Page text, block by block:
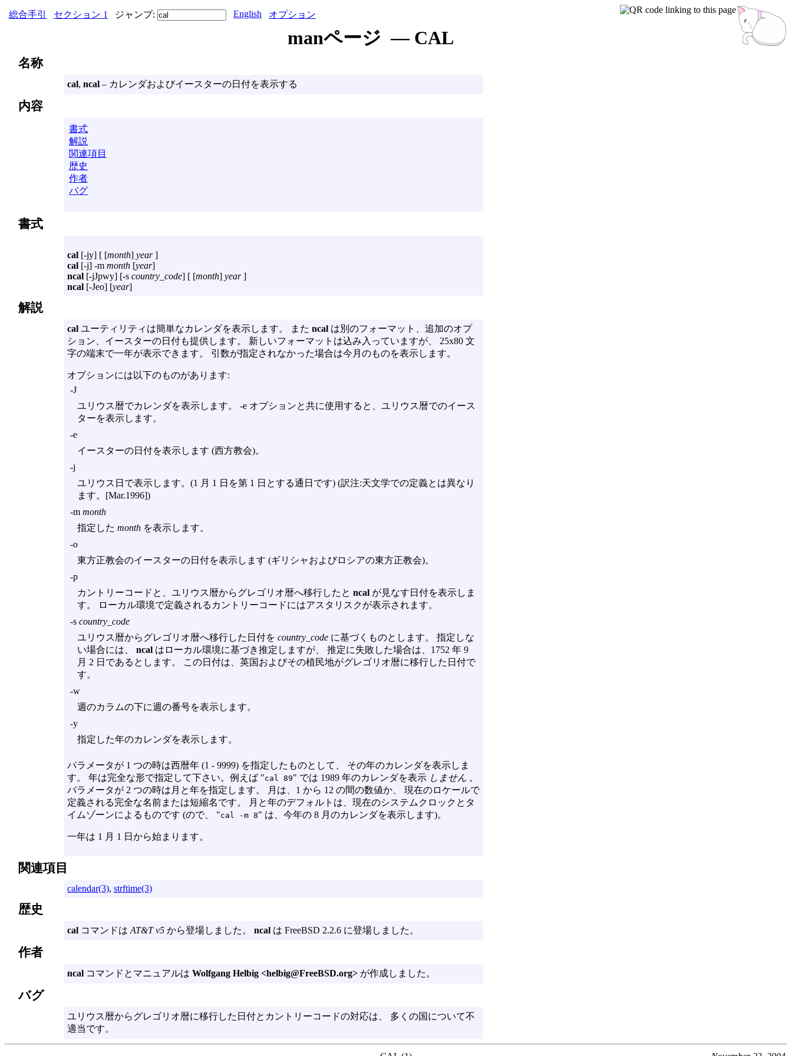
総合手引 セクション 1 ジャンプ: English オプション
manページ — CAL
名称
cal, ncal – カレンダおよびイースターの日付を表示する
内容
書式
解説
関連項目
歴史
作者
バグ
書式
cal [-jy] [ [month] year]
cal [-j] -m month [year]
ncal [-jJpwy] [-s country_code] [ [month] year]
ncal [-Jeo] [year]
解説
cal ユーティリティは簡単なカレンダを表示します。 また ncal は別のフォーマット、追加のオプ
ション、イースターの日付も提供します。 新しいフォーマットは込み入っていますが、 25x80 文
字の端末で一年が表示できます。 引数が指定されなかった場合は今月のものを表示します。
オプションには以下のものがあります:
-J
ユリウス暦でカレンダを表示します。 -e オプションと共に使用すると、ユリウス暦でのイース
ターを表示します。
-e
イースターの日付を表示します (西方教会)。
-j
ユリウス日で表示します。(1 月 1 日を第 1 日とする通日です) (訳注:天文学での定義とは異なり
ます。[Mar.1996])
-m month
指定した month を表示します。
-o
東方正教会のイースターの日付を表示します (ギリシャおよびロシアの東方正教会)。
-p
カントリーコードと、ユリウス暦からグレゴリオ暦へ移行したと ncal が見なす日付を表示しま
す。 ローカル環境で定義されるカントリーコードにはアスタリスクが表示されます。
-s country_code
ユリウス暦からグレゴリオ暦へ移行した日付を country_code に基づくものとします。 指定しな
い場合には、 ncal はローカル環境に基づき推定しますが、 推定に失敗した場合は、1752 年 9
月 2 日であるとします。 この日付は、英国およびその植民地がグレゴリオ暦に移行した日付で
す。
-w
週のカラムの下に週の番号を表示します。
-y
指定した年のカレンダを表示します。
パラメータが 1 つの時は西暦年 (1 - 9999) を指定したものとして、 その年のカレンダを表示しま
す。 年は完全な形で指定して下さい。例えば "cal 89" では 1989 年のカレンダを表示 しません 。
パラメータが 2 つの時は月と年を指定します。 月は、1 から 12 の間の数値か、 現在のロケールで
定義される完全な名前または短縮名です。 月と年のデフォルトは、現在のシステムクロックとタ
イムゾーンによるものです (ので、 "cal -m 8" は、今年の 8 月のカレンダを表示します)。
一年は 1 月 1 日から始まります。
関連項目
calendar(3), strftime(3)
歴史
cal コマンドは AT&T v5 から登場しました。 ncal は FreeBSD 2.2.6 に登場しました。
作者
ncal コマンドとマニュアルは Wolfgang Helbig <helbig@FreeBSD.org> が作成しました。
バグ
ユリウス暦からグレゴリオ暦に移行した日付とカントリーコードの対応は、 多くの国について不
適当です。